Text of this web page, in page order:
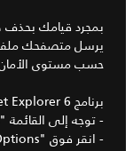
بمجرد قيامك بحذف
يرسل متصفحك
حسب مستوى الأمان
برنامج Internet Explorer 6 أو إصداراته اللاحقة:
- توجه إلى القائمة "Tools" (أدوات)
- انقر فوق "Internet Options" (خيارات الإنترنت)